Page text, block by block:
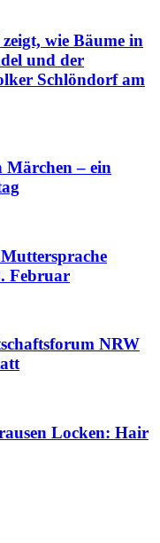
wie Bäume in
und der
Schlöndorf am
– ein
Februar
NRW
Locken: Hair